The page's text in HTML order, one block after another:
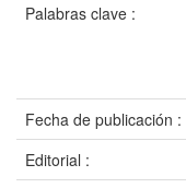
Palabras clave :
Fecha de publicación :
Editorial :